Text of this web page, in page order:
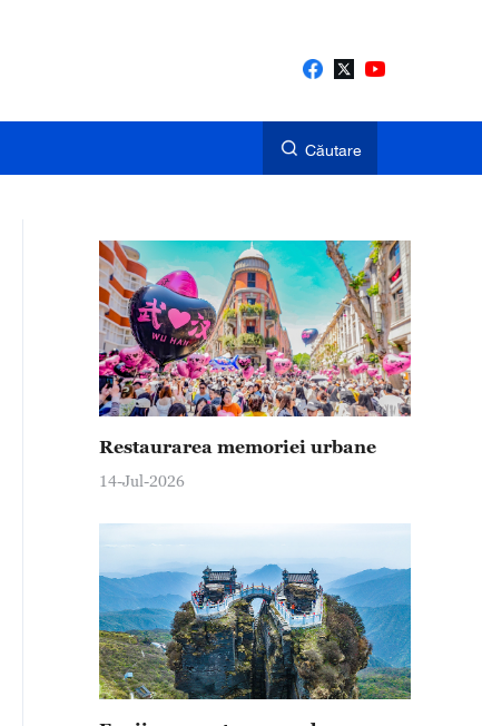
Căutare
Restaurarea memoriei urbane
14-Jul-2026